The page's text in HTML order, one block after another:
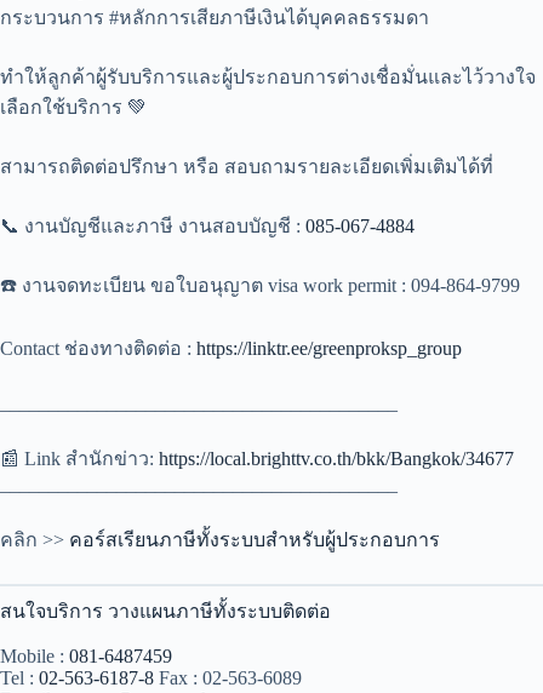
กระบวนการ #หลักการเสียภาษีเงินได้บุคคลธรรมดา
ทำให้ลูกค้าผู้รับบริการและผู้ประกอบการต่างเชื่อมั่นและไว้วางใจ
เลือกใช้บริการ 💚
สามารถติดต่อปรึกษา หรือ สอบถามรายละเอียดเพิ่มเติมได้ที่
📞 งานบัญชีและภาษี งานสอบบัญชี : 085-067-4884
☎️ งานจดทะเบียน ขอใบอนุญาต visa work permit : 094-864-9799
Contact ช่องทางติดต่อ : https://linktr.ee/greenproksp_group
📰 Link สำนักข่าว: https://local.brighttv.co.th/bkk/Bangkok/34677
คลิก >> คอร์สเรียนภาษีทั้งระบบสำหรับผู้ประกอบการ
สนใจบริการ วางแผนภาษีทั้งระบบติดต่อ
Mobile : 081-6487459
Tel : 02-563-6187-8 Fax : 02-563-6089